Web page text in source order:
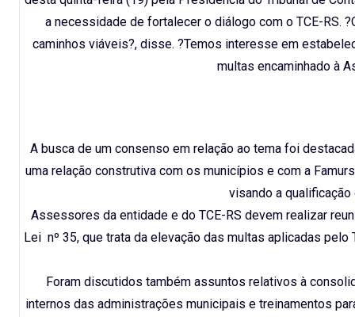
a necessidade de fortalecer o diálogo com o TCE-RS.
caminhos viáveis?, disse. ?Temos interesse em
multas encaminhado à
A busca de um consenso em relação ao tema foi
uma relação construtiva com os municípios e com a
visando a
Assessores da entidade e do TCE-RS devem realizar
Lei nº 35, que trata da elevação das multas aplicadas
Foram discutidos também assuntos relativos à
internos das administrações municipais e treinamentos